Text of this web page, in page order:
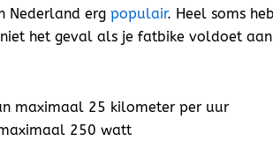
Nederland erg populair. Heel soms
het geval als je fatbike voldoet
maximaal 25 kilometer per uur
250 watt